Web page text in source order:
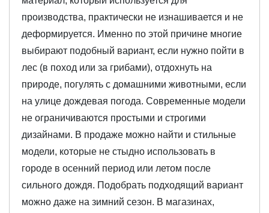
производства, практически не изнашивается и не
деформируется. Именно по этой причине многие
выбирают подобный вариант, если нужно пойти в
лес (в поход или за грибами), отдохнуть на
природе, погулять с домашними животными, если
на улице дождевая погода. Современные модели
не ограничиваются простыми и строгими
дизайнами. В продаже можно найти и стильные
модели, которые не стыдно использовать в
городе в осенний период или летом после
сильного дождя. Подобрать подходящий вариант
можно даже на зимний сезон. В магазинах,